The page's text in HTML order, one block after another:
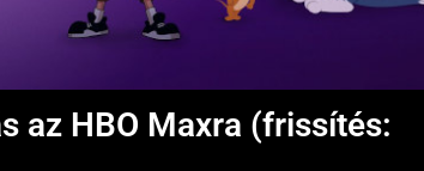
az HBO Maxra (frissítés: